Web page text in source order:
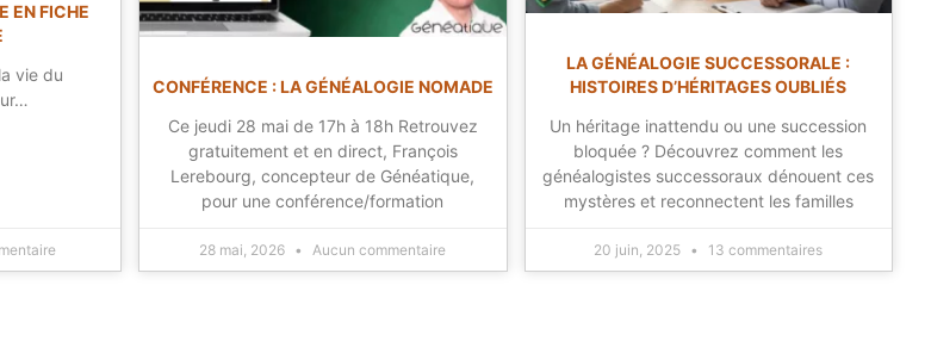
EN FICHE
vie du
CONFÉRENCE : LA GÉNÉALOGIE NOMADE
Ce jeudi 28 mai de 17h à 18h Retrouvez
gratuitement et en direct, François
Lerebourg, concepteur de Généatique,
pour une conférence/formation
28 mai, 2026 Aucun commentaire
LA GÉNÉALOGIE SUCCESSORALE :
HISTOIRES D’HÉRITAGES OUBLIÉS
Un héritage inattendu ou une succession
bloquée ? Découvrez comment les
généalogistes successoraux dénouent ces
mystères et reconnectent les familles
20 juin, 2025 13 commentaires